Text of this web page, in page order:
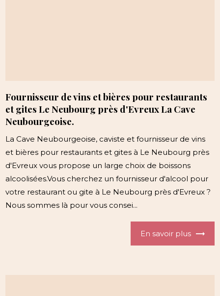
Fournisseur de vins et bières pour restaurants
et gites Le Neubourg près d'Evreux La Cave
Neubourgeoise.
La Cave Neubourgeoise, caviste et fournisseur de vins
et bières pour restaurants et gites à Le Neubourg près
d'Evreux vous propose un large choix de boissons
alcoolisées.Vous cherchez un fournisseur d'alcool pour
votre restaurant ou gite à Le Neubourg près d'Evreux ?
Nous sommes là pour vous consei...
En savoir plus